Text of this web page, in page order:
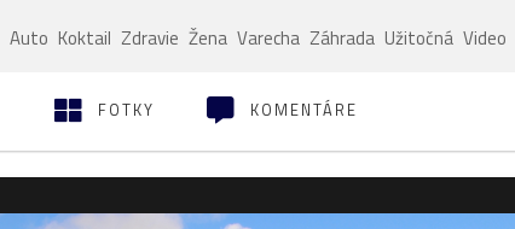
Auto Koktail Zdravie Žena Varecha Záhrada Užitočná Video
FOTKY KOMENTÁRE